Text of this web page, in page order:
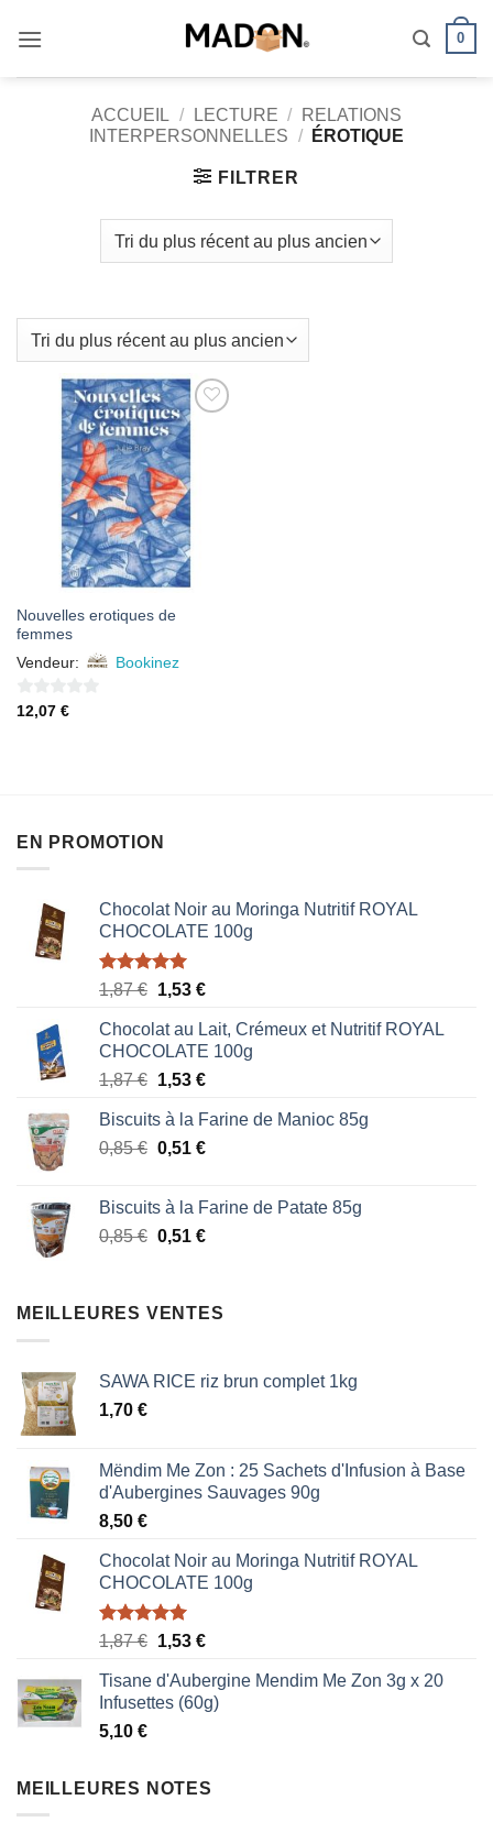
0
ACCUEIL / LECTURE /
RELATIONS
INTERPERSONNELLES / ÉROTIQUE
FILTRER
AJOUTER
À MES
FAVORIS
Nouvelles erotiques de
femmes
Vendeur:
Bookinez
0
12,07 €
EN PROMOTION
Chocolat Noir au Moringa Nutritif ROYAL
CHOCOLATE 100g
Note5.00
1,87€ Le
initial
était :
1,87 €.
1,53 €Le
actuel
est :
1,53 €.
Chocolat au Lait, Crémeux et Nutritif ROYAL
CHOCOLATE 100g
1,87€ Le
initial
était :
1,53 €Le
actuel
est :
Biscuits à la Farine de Manioc 85g
0,85€ Le
était :
0,85 €.
0,51 €Le
est :
0,51 €.
Biscuits à la Farine de Patate 85g
0,85€ Le
était :
0,51 €Le
est :
MEILLEURES VENTES
SAWA RICE riz brun complet 1kg
1,70 €
Mëndim Me Zon : 25 Sachets d'Infusion à Base
d'Aubergines Sauvages 90g
8,50 €
Chocolat Noir au Moringa Nutritif ROYAL
CHOCOLATE 100g
Note5.00
1,87€ Le
initial
était :
1,53 €Le
actuel
est :
Tisane d'Aubergine Mendim Me Zon 3g x 20
Infusettes (60g)
5,10 €
MEILLEURES NOTES